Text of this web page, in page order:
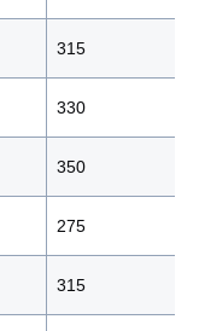
315
330
350
275
315